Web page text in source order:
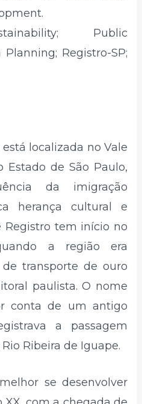
Public
Registro-SP;
localizada no Vale
Estado de São Paulo,
da imigração
herança cultural e
Registro tem início no
a região era
transporte de ouro
paulista. O nome
conta de um antigo
a passagem
Ribeira de Iguape.
se desenvolver